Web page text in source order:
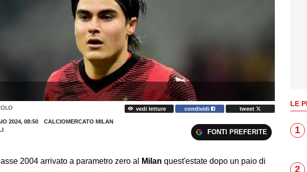
vedi letture condividi tweet
2024, 08:50
CALCIOMERCATO MILAN
FONTI PREFERITE
2004 arrivato a parametro zero al Milan quest'estate dopo un paio di
LE
1
2